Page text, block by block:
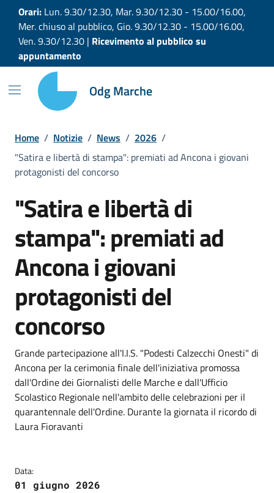
Vai ai contenuti
Vai al footer
Orari: Lun. 9.30/12.30, Mar. 9.30/12.30 - 15.00/16.00,
Mer. chiuso al pubblico, Gio. 9.30/12.30 - 15.00/16.00,
Ven. 9.30/12.30 | Ricevimento al pubblico su
appuntamento
Odg Marche
Home / Notizie / News / 2026 /
"Satira e libertà di stampa": premiati ad Ancona i giovani
protagonisti del concorso
"Satira e libertà di
stampa": premiati ad
Ancona i giovani
protagonisti del
concorso
Grande partecipazione all'I.I.S. "Podesti Calzecchi Onesti" di
Ancona per la cerimonia finale dell'iniziativa promossa
dall'Ordine dei Giornalisti delle Marche e dall'Ufficio
Scolastico Regionale nell'ambito delle celebrazioni per il
quarantennale dell'Ordine. Durante la giornata il ricordo di
Laura Fioravanti
Data:
01 giugno 2026